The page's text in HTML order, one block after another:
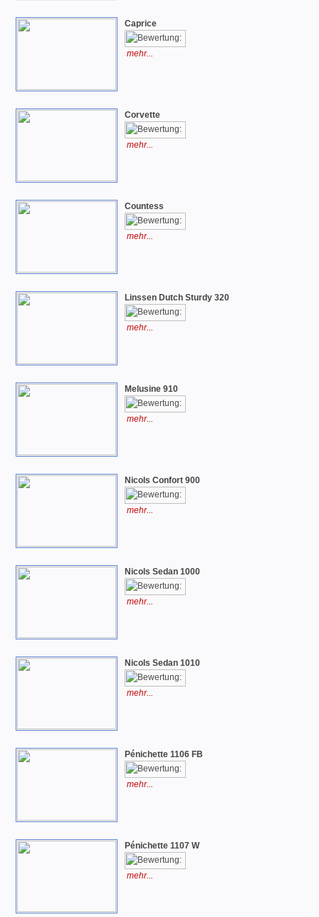
Caprice
mehr...
Corvette
mehr...
Countess
mehr...
Linssen Dutch Sturdy 320
mehr...
Melusine 910
mehr...
Nicols Confort 900
mehr...
Nicols Sedan 1000
mehr...
Nicols Sedan 1010
mehr...
Pénichette 1106 FB
mehr...
Pénichette 1107 W
mehr...